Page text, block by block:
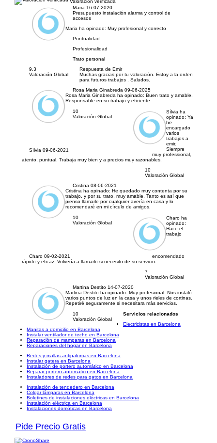
Maria 16-07-2020
Presupuesto instalación alarma y control de
accesos
Maria ha opinado: Muy profesional y correcto
Puntualidad
Profesionalidad
Trato personal
9,3
Valoración Global
Respuesta de Emir
Muchas gracias por tu valoración. Estoy a la orden
para futuros trabajos . Saludos.
Rosa Maria Ginabreda 09-06-2025
Rosa Maria Ginabreda ha opinado: Buen trato y amable.
Responsable en su trabajo y eficiente
10
Valoración Global
Sílvia 09-06-2021
Sílvia ha
opinado:Ya
he
encargado
varios
trabajos a
emir.
Siempre
muy professional,
atento, puntual. Trabaja muy bien y a precios muy razonables.
10
Valoración Global
Cristina 08-06-2021
Cristina ha opinado: He quedado muy contenta por su
trabajo, y por su trato, muy amable. Tanto es así que
pienso llamarle por cualquier avería en casa y lo
recomendaré en mi círculo de amigos.
10
Valoración Global
Charo 09-02-2021
Charo ha
opinado:
Hace el
trabajo
encomendado
rápido y eficaz. Volvería a llamarlo si necesito de su servicio.
7
Valoración Global
Martina Destito 14-07-2020
Martina Destito ha opinado: Muy profesional. Nos instaló
varios puntos de luz en la casa y unos rieles de cortinas.
Repetiré seguramente si necesitara más servicios.
10
Valoración Global
Servicios relacionados
Electricistas en Barcelona
Manitas a domicilio en Barcelona
Instalar ventilador de techo en Barcelona
Reparación de mamparas en Barcelona
Reparaciones del hogar en Barcelona
Redes y mallas antipalomas en Barcelona
Instalar gatera en Barcelona
Instalación de portero automático en Barcelona
Reparar portero automático en Barcelona
Instaladores de redes para gatos en Barcelona
Instalación de tendedero en Barcelona
Colgar lámparas en Barcelona
Boletines de instalaciones eléctricas en Barcelona
Instalación eléctrica en Barcelona
Instalaciones domóticas en Barcelona
Pide Precio Gratis